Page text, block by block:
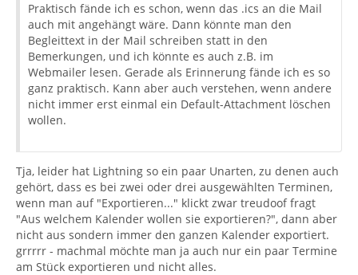
Praktisch fände ich es schon, wenn das .ics an die Mail
auch mit angehängt wäre. Dann könnte man den
Begleittext in der Mail schreiben statt in den
Bemerkungen, und ich könnte es auch z.B. im
Webmailer lesen. Gerade als Erinnerung fände ich es so
ganz praktisch. Kann aber auch verstehen, wenn andere
nicht immer erst einmal ein Default-Attachment löschen
wollen.
Tja, leider hat Lightning so ein paar Unarten, zu denen auch
gehört, dass es bei zwei oder drei ausgewählten Terminen,
wenn man auf "Exportieren..." klickt zwar treudoof fragt
"Aus welchem Kalender wollen sie exportieren?", dann aber
nicht aus sondern immer den ganzen Kalender exportiert.
grrrrr - machmal möchte man ja auch nur ein paar Termine
am Stück exportieren und nicht alles.